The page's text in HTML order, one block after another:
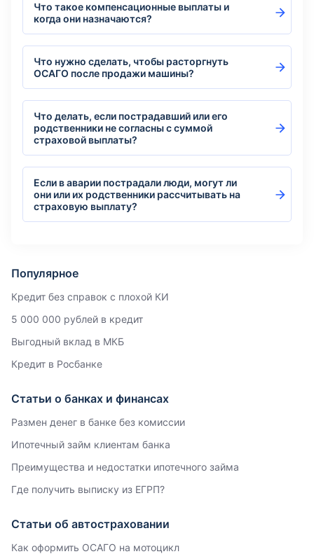
Что такое компенсационные выплаты и
когда они назначаются?
Что нужно сделать, чтобы расторгнуть
ОСАГО после продажи машины?
Что делать, если пострадавший или его
родственники не согласны с суммой
страховой выплаты?
Если в аварии пострадали люди, могут ли
они или их родственники рассчитывать на
страховую выплату?
Популярное
Кредит без справок с плохой КИ
5 000 000 рублей в кредит
Выгодный вклад в МКБ
Кредит в Росбанке
Статьи о банках и финансах
Размен денег в банке без комиссии
Ипотечный займ клиентам банка
Преимущества и недостатки ипотечного займа
Где получить выписку из ЕГРП?
Статьи об автостраховании
Как оформить ОСАГО на мотоцикл